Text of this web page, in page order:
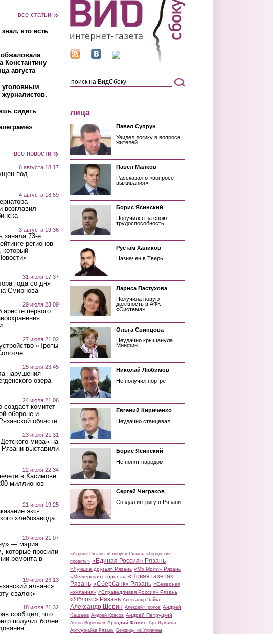
все статьи
кто есть
Константину
августа
уголовным
сидеть
все новости
6 августа 18:17
под
4 августа 18:59
возглавил
3 августа 19:36
заняла 73-е
регионов
который
31 июля 17:37
года со дня
Смирнова
29 июля 23:09
аресте первого
27 июля 21:02
«Тропы
25 июля 23:45
нарушения
озера
24 июля 21:06
создаст комитет
обороне и
области
23 июля 21:31
мира» на
выставили
22 июля 22:34
в Касимове
миллионов
21 июля 19:25
экс-
хлебозавода
20 июля 21:07
— мэрия
которые просили
ремонта в
19 июля 23:13
альянс»
свалок»
18 июля 21:32
сообщил, что
получит более
лица
Павел Супрун
Увидел логику в вопросе
жителей
Павел Малков
Рассказал о «вопросе
выживания»
Борис Ясинский
Поручился за свою
трудоспособность
Рустам Халиков
Назначен в Тверь
Лариса Пастухова
Получила новую
должность в АФК
«Система»
Ольга Свинцова
Неудачно крышанула
Минфин
Николай Любимов
Не получил портрет
Евгений Кириченко
Неудачно станцевал
Борис Ясинский
Не понят народом
Сергей Чиграков
Создал интригу в Рязани
«Атрон» Рязань «Глобус» Рязань «Городские
проекты» «Единая Россия» Рязань
«Лучшие друзья» Рязань «М5 Молл» Рязань
«Мещерская сторона» «Новая газета»
Рязань «Сбербанк» Рязань «Северная
компания» «Справедливая Россия» Рязань
«Яблоко» Рязань Александр Чайка
Александр Шерин Алексей Фролов Андрей
Кашаев Андрей Красов Андрей Петруцкий
Антон Воробьев Аркадий Фомин Арт-Лужайка
Арт-лужайка Рязань Беженцы из Украины